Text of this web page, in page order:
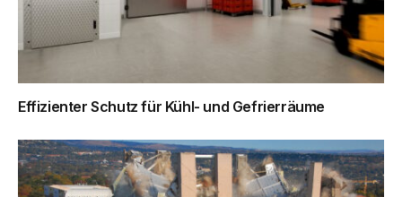
Effizienter Schutz für Kühl- und Gefrierräume